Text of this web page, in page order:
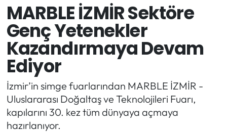
MARBLE İZMİR Sektöre
Genç Yetenekler
Kazandırmaya Devam
Ediyor
İzmir’in simge fuarlarından MARBLE İZMİR -
Uluslararası Doğaltaş ve Teknolojileri Fuarı,
kapılarını 30. kez tüm dünyaya açmaya
hazırlanıyor.